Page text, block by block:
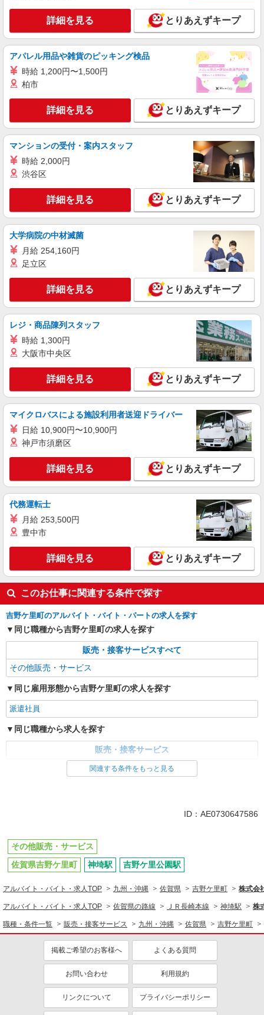
詳細を見る とりあえずキープ
アパレル用品や雑貨のピッキング検品
時給 1,200円〜1,500円
柏市
詳細を見る とりあえずキープ
マンションの受付・案内スタッフ
時給 2,000円
渋谷区
詳細を見る とりあえずキープ
大学病院の中材滅菌
月給 254,160円
足立区
詳細を見る とりあえずキープ
レジ・商品陳列スタッフ
時給 1,300円
大阪市中央区
詳細を見る とりあえずキープ
マイクロバスによる施設利用者送迎ドライバー
日給 10,900円〜10,900円
神戸市須磨区
詳細を見る とりあえずキープ
代務運転士
月給 253,500円
豊中市
詳細を見る とりあえずキープ
このお仕事に関連する条件で探す
吉野ケ里町のアルバイト・バイト・パートの求人を探す
同じ職種から吉野ケ里町の求人を探す
販売・接客サービスすべて
その他販売・サービス
同じ雇用形態から吉野ケ里町の求人を探す
派遣社員
同じ職種から求人を探す
販売・接客サービス
関連する条件をもっと見る
ID：AE0730647586
その他販売・サービス
佐賀県吉野ケ里町
神埼駅 吉野ケ里公園駅
アルバイト・バイト・求人TOP 九州・沖縄 佐賀県 吉野ケ里町 株式会
アルバイト・バイト・求人TOP 佐賀県の路線 ＪＲ長崎本線 神埼駅 株
職種・条件一覧 販売・接客サービス 九州・沖縄 佐賀県 吉野ケ里町
掲載ご希望のお客様へ よくある質問
お問い合わせ 利用規約
リンクについて プライバシーポリシー